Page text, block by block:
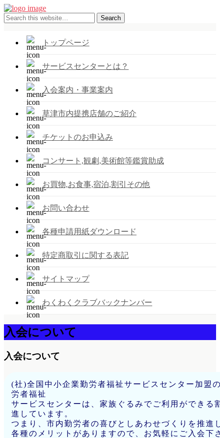
トップページ
サービスセンターとは？
入会案内・事業案内
草津市内提携店舗のご紹介
チケットのお申込み
コンサート,観劇,美術館等鑑賞助成
お買物,お食事,宿泊,割引その他
お問い合わせ
各種申請用紙ダウンロード
特定商取引に関する表記
サイトマップ
わくわくクラブバックナンバー
入会について
入会について
(社)全国中小企業勤労者福祉サービスセンター加盟
労者福祉
サービスセンターは、家族ぐるみでご利用ができる
進しています。
つまり、市内勤労者の喜びとしあわせづくりを推進
各種のメリットがありますので、お気軽にご入会下